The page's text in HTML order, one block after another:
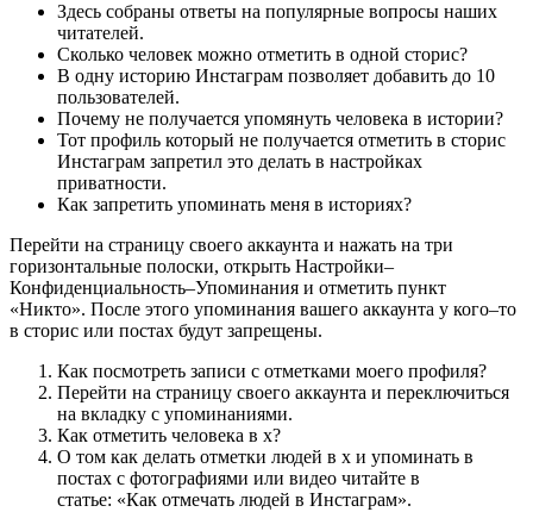
Здесь собраны ответы на популярные вопросы наших
читателей.
Сколько человек можно отметить в одной сторис?
В одну историю Инстаграм позволяет добавить до 10
пользователей.
Почему не получается упомянуть человека в истории?
Тот профиль который не получается отметить в сторис
Инстаграм запретил это делать в настройках
приватности.
Как запретить упоминать меня в историях?
Перейти на страницу своего аккаунта и нажать на три
горизонтальные полоски, открыть Настройки–
Конфиденциальность–Упоминания и отметить пункт
«Никто». После этого упоминания вашего аккаунта у кого–то
в сторис или постах будут запрещены.
Как посмотреть записи с отметками моего профиля?
Перейти на страницу своего аккаунта и переключиться
на вкладку с упоминаниями.
Как отметить человека в х?
О том как делать отметки людей в х и упоминать в
постах с фотографиями или видео читайте в
статье: «Как отмечать людей в Инстаграм».